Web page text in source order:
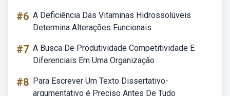
#6 A Deficiência Das Vitaminas Hidrossolúveis
Determina Alterações Funcionais
#7 A Busca De Produtividade Competitividade E
Diferenciais Em Uma Organização
#8 Para Escrever Um Texto Dissertativo-
argumentativo é Preciso Antes De Tudo